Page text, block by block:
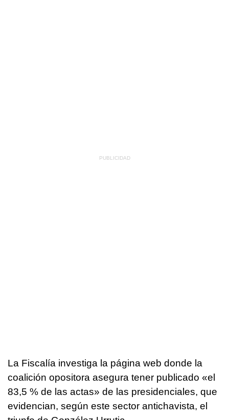
La Fiscalía investiga la página web donde la
coalición opositora asegura tener publicado «el
83,5 % de las actas» de las presidenciales, que
evidencian, según este sector antichavista, el